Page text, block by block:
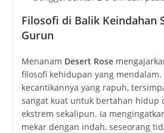
Filosofi di Balik Keindahan
Gurun
Menanam Desert Rose
filosofi kehidupan yang mendalam.
kecantikannya yang rapuh,
sangat kuat untuk bertahan hidup
ekstrem sekalipun. Ia
mekar dengan indah, seseorang